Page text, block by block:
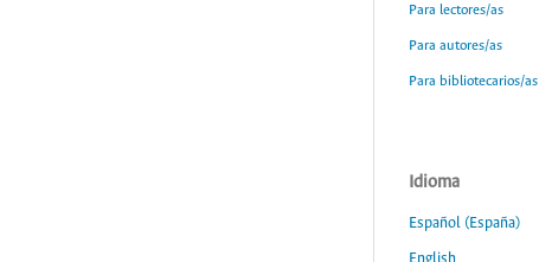
Para lectores/as
Para autores/as
Para bibliotecarios/as
Idioma
Español (España)